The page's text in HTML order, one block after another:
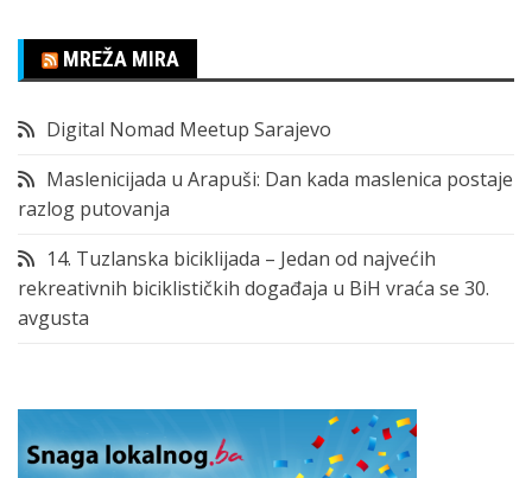
MREŽA MIRA
Digital Nomad Meetup Sarajevo
Maslenicijada u Arapuši: Dan kada maslenica postaje
razlog putovanja
14. Tuzlanska biciklijada – Jedan od najvećih
rekreativnih biciklističkih događaja u BiH vraća se 30.
avgusta